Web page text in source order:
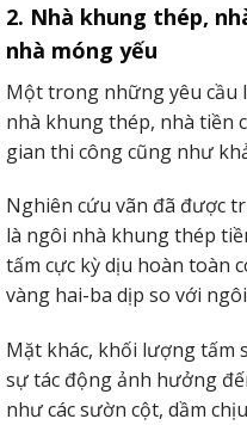
Tấm bê tông nhẹ eps làm
3. Ứng dụng làm sàn
Ứng dụng có tác dụng
dụng cực kỳ phổ biến của
2. Nhà khung thép,
nhà móng yếu
Một trong những yêu cầu
nhà khung thép, nhà tiền
gian thi công cũng như
Nghiên cứu vãn đã được
là ngôi nhà khung thép
tấm cực kỳ dịu hoàn toàn
vàng hai-ba dịp so với
Mặt khác, khối lượng tấm
sự tác động ảnh hưởng
như các sườn cột, dầm